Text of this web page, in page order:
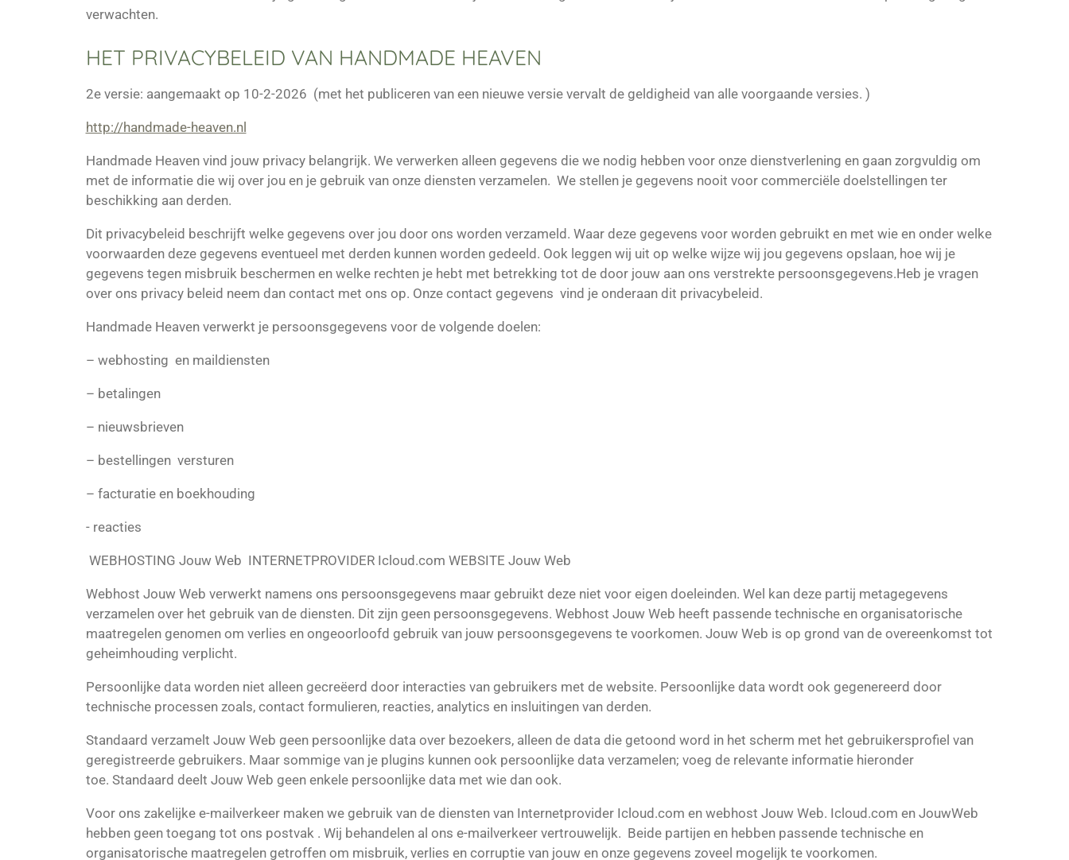
verwachten.
HET PRIVACYBELEID VAN HANDMADE HEAVEN
2e versie: aangemaakt op 10-2-2026 (met het publiceren van een nieuwe versie vervalt de geldigheid van alle voorgaande versies. )
http://handmade-heaven.nl
Handmade Heaven vind jouw privacy belangrijk. We verwerken alleen gegevens die we nodig hebben voor onze dienstverlening en gaan zorgvuldig om
met de informatie die wij over jou en je gebruik van onze diensten verzamelen. We stellen je gegevens nooit voor commerciële doelstellingen ter
beschikking aan derden.
Dit privacybeleid beschrijft welke gegevens over jou door ons worden verzameld. Waar deze gegevens voor worden gebruikt en met wie en onder welke
voorwaarden deze gegevens eventueel met derden kunnen worden gedeeld. Ook leggen wij uit op welke wijze wij jou gegevens opslaan, hoe wij je
gegevens tegen misbruik beschermen en welke rechten je hebt met betrekking tot de door jouw aan ons verstrekte persoonsgegevens.Heb je vragen
over ons privacy beleid neem dan contact met ons op. Onze contact gegevens vind je onderaan dit privacybeleid.
Handmade Heaven verwerkt je persoonsgegevens voor de volgende doelen:
– webhosting en maildiensten
– betalingen
– nieuwsbrieven
– bestellingen versturen
– facturatie en boekhouding
- reacties
WEBHOSTING Jouw Web INTERNETPROVIDER Icloud.com WEBSITE Jouw Web
Webhost Jouw Web verwerkt namens ons persoonsgegevens maar gebruikt deze niet voor eigen doeleinden. Wel kan deze partij metagegevens
verzamelen over het gebruik van de diensten. Dit zijn geen persoonsgegevens. Webhost Jouw Web heeft passende technische en organisatorische
maatregelen genomen om verlies en ongeoorloofd gebruik van jouw persoonsgegevens te voorkomen. Jouw Web is op grond van de overeenkomst tot
geheimhouding verplicht.
Persoonlijke data worden niet alleen gecreëerd door interacties van gebruikers met de website. Persoonlijke data wordt ook gegenereerd door
technische processen zoals, contact formulieren, reacties, analytics en insluitingen van derden.
Standaard verzamelt Jouw Web geen persoonlijke data over bezoekers, alleen de data die getoond word in het scherm met het gebruikersprofiel van
geregistreerde gebruikers. Maar sommige van je plugins kunnen ook persoonlijke data verzamelen; voeg de relevante informatie hieronder
toe. Standaard deelt Jouw Web geen enkele persoonlijke data met wie dan ook.
Voor ons zakelijke e-mailverkeer maken we gebruik van de diensten van Internetprovider Icloud.com en webhost Jouw Web. Icloud.com en JouwWeb
hebben geen toegang tot ons postvak . Wij behandelen al ons e-mailverkeer vertrouwelijk. Beide partijen en hebben passende technische en
organisatorische maatregelen getroffen om misbruik, verlies en corruptie van jouw en onze gegevens zoveel mogelijk te voorkomen.